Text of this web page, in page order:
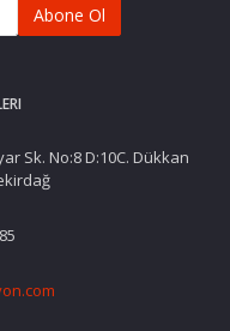
Abone Ol
Sk. No:8 D:10C. Dükkan